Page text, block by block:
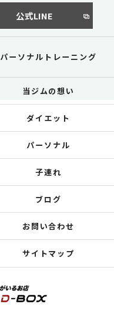
公式LINE
パーソナルトレーニング
当ジムの想い
ダイエット
パーソナル
子連れ
ブログ
お問い合わせ
サイトマップ